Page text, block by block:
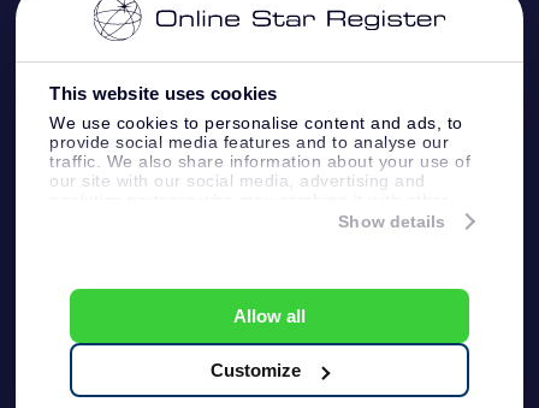
This website uses cookies
We use cookies to personalise content and ads, to
provide social media features and to analyse our
traffic. We also share information about your use of
our site with our social media, advertising and
information that you’ve provided to them or that
Show details
Allow all
Customize
기업 선물
One Million Stars
Fly me to the stars VR 앱
배송 정보
환불 정책
별자리
고객 서비스:help@osr.org
일반 사용 약관
개인정보보호 정책
및 면책 조항